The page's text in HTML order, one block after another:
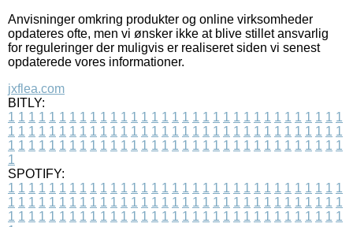
Anvisninger omkring produkter og online virksomheder
opdateres ofte, men vi ønsker ikke at blive stillet ansvarlig
for reguleringer der muligvis er realiseret siden vi senest
opdaterede vores informationer.
jxflea.com
BITLY:
1 1 1 1 1 1 1 1 1 1 1 1 1 1 1 1 1 1 1 1 1 1 1 1 1 1 1 1 1 1 1 1 1
1 1 1 1 1 1 1 1 1 1 1 1 1 1 1 1 1 1 1 1 1 1 1 1 1 1 1 1 1 1 1 1 1
1 1 1 1 1 1 1 1 1 1 1 1 1 1 1 1 1 1 1 1 1 1 1 1 1 1 1 1 1 1 1 1 1
1
SPOTIFY:
1 1 1 1 1 1 1 1 1 1 1 1 1 1 1 1 1 1 1 1 1 1 1 1 1 1 1 1 1 1 1 1 1
1 1 1 1 1 1 1 1 1 1 1 1 1 1 1 1 1 1 1 1 1 1 1 1 1 1 1 1 1 1 1 1 1
1 1 1 1 1 1 1 1 1 1 1 1 1 1 1 1 1 1 1 1 1 1 1 1 1 1 1 1 1 1 1 1 1